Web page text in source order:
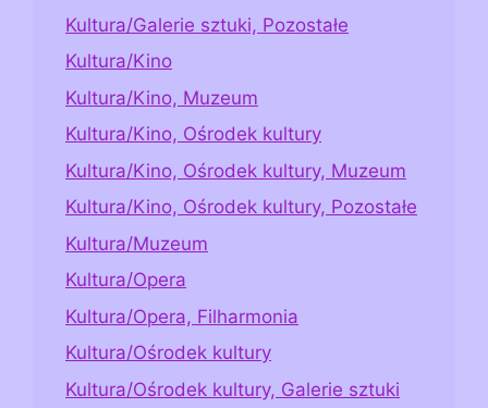
Kultura/Galerie sztuki, Pozostałe
Kultura/Kino
Kultura/Kino, Muzeum
Kultura/Kino, Ośrodek kultury
Kultura/Kino, Ośrodek kultury, Muzeum
Kultura/Kino, Ośrodek kultury, Pozostałe
Kultura/Muzeum
Kultura/Opera
Kultura/Opera, Filharmonia
Kultura/Ośrodek kultury
Kultura/Ośrodek kultury, Galerie sztuki